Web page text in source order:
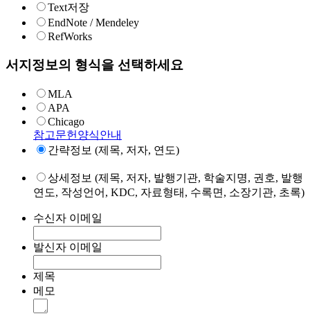
Text저장
EndNote / Mendeley
RefWorks
서지정보의 형식을 선택하세요
MLA
APA
Chicago
참고문헌양식안내
간략정보 (제목, 저자, 연도)
상세정보 (제목, 저자, 발행기관, 학술지명, 권호, 발행
연도, 작성언어, KDC, 자료형태, 수록면, 소장기관, 초록)
수신자 이메일
발신자 이메일
제목
메모